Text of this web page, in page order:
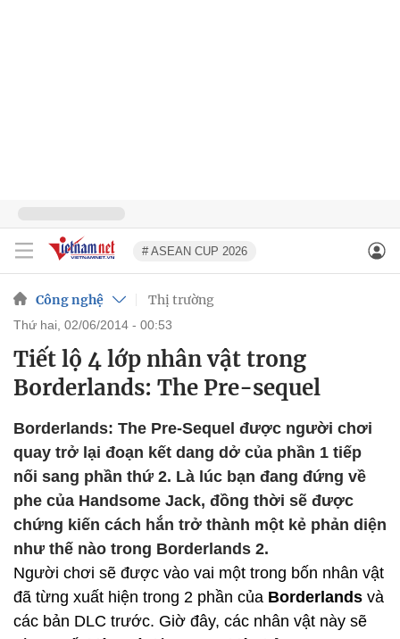
# ASEAN CUP 2026
Công nghệ Thị trường
thứ hai, 02/06/2014 - 00:53
Tiết lộ 4 lớp nhân vật trong
Borderlands: The Pre-sequel
Borderlands: The Pre-Sequel được người chơi
quay trở lại đoạn kết dang dở của phần 1 tiếp
nối sang phần thứ 2. Là lúc bạn đang đứng về
phe của Handsome Jack, đồng thời sẽ được
chứng kiến cách hắn trở thành một kẻ phản diện
như thế nào trong Borderlands 2.
Người chơi sẽ được vào vai một trong bốn nhân vật
đã từng xuất hiện trong 2 phần của Borderlands và
các bản DLC trước. Giờ đây, các nhân vật này sẽ